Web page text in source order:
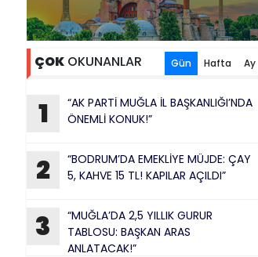
ÇOK OKUNANLAR Gün Hafta Ay
1
“AK PARTİ MUĞLA İL BAŞKANLIĞI’NDA
ÖNEMLİ KONUK!”
2
“BODRUM’DA EMEKLİYE MÜJDE: ÇAY
5, KAHVE 15 TL! KAPILAR AÇILDI”
3
“MUĞLA’DA 2,5 YILLIK GURUR
TABLOSU: BAŞKAN ARAS
ANLATACAK!”